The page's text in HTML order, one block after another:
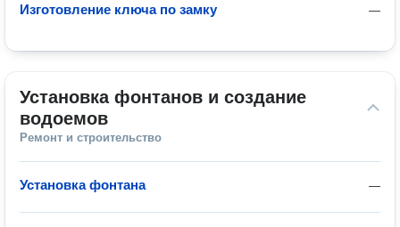
—
Изготовление ключа по замку
Установка фонтанов и создание
водоемов
Ремонт и строительство
—
Установка фонтана